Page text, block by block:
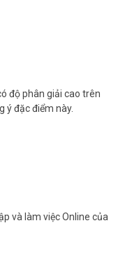
độ phân giải cao trên
ý đặc điểm này.
và làm việc Online của